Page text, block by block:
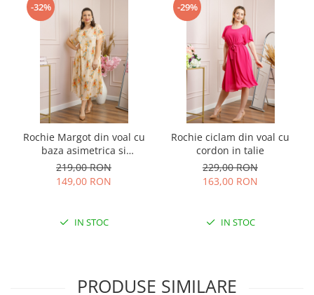
-32%
Rochie Margot din voal cu
baza asimetrica si
imprimeu floral crem
219,00 RON
149,00 RON
IN STOC
-29%
Rochie ciclam din voal cu
cordon in talie
229,00 RON
163,00 RON
IN STOC
PRODUSE SIMILARE